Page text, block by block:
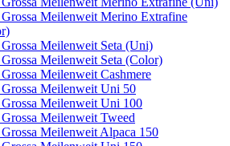
Meilenweit Merino Extrafine
Meilenweit Seta (Uni)
Meilenweit Seta (Color)
Meilenweit Cashmere
Meilenweit Uni 50
Meilenweit Uni 100
Meilenweit Tweed
Meilenweit Alpaca 150